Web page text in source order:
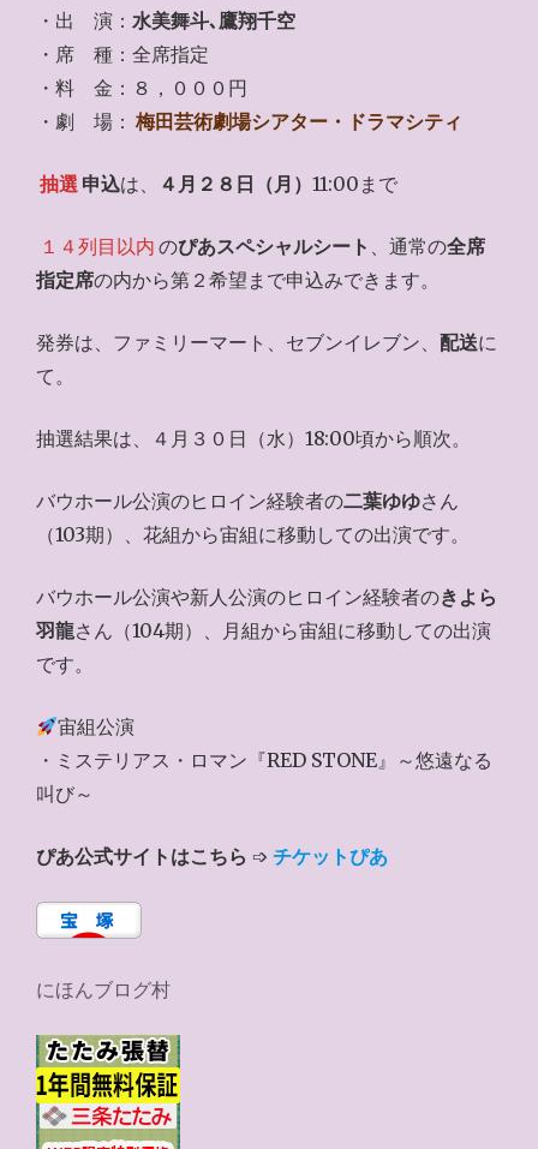
・出 演： 水美舞斗､鷹翔千空
・席 種：全席指定
・料 金：８，０００円
・劇 場： 梅田芸術劇場シアター・ドラマシティ
抽選 申込は、 ４月２８日（月）11:00まで
１４列目以内 のぴあスペシャルシート 、通常の全席
指定席の内から第２希望まで申込みできます。
発券は、ファミリーマート、セブンイレブン、 配送に
て。
抽選結果は、４月３０日（水）18:00頃から順次。
バウホール公演のヒロイン経験者の二葉ゆゆさん
（103期）、花組から宙組に移動しての出演です。
バウホール公演や新人公演のヒロイン経験者のきよら
羽龍さん（104期）、月組から宙組に移動しての出演
です。
宙組公演
・ミステリアス・ロマン『RED STONE』～悠遠なる
叫び～
ぴあ公式サイトはこちら ➩ チケットぴあ
にほんブログ村